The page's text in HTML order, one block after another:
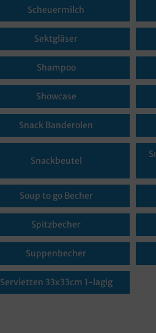
Scheuermilch
Sektgläser
Shampoo
Showcase
Snack Banderolen
Snackbeutel
Soup to go Becher
Spitzbecher
Suppenbecher
Servietten 33x33cm 1-lagig